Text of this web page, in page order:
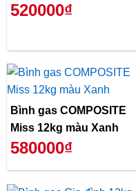
520000₫
Bình gas COMPOSITE
Miss 12kg màu Xanh
580000₫